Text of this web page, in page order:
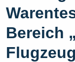
Bereich